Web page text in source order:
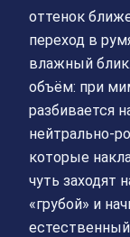
оттенок
переход в
влажный
объём: при
разбивается
которые
чуть заходят
«грубой» и